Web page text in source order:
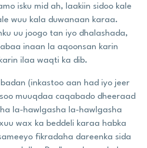
isku mid ah, laakiin sidoo kale
wuu kala duwanaan karaa.
uu joogo tan iyo dhalashada,
inaan la aqoonsan karin
ilaa waqti ka dib.
(inkastoo aan had iyo jeer
muuqdaa caqabado dheeraad
la-hawlgasha la-hawlgasha
wax ka beddeli karaa habka
fikradaha dareenka sida